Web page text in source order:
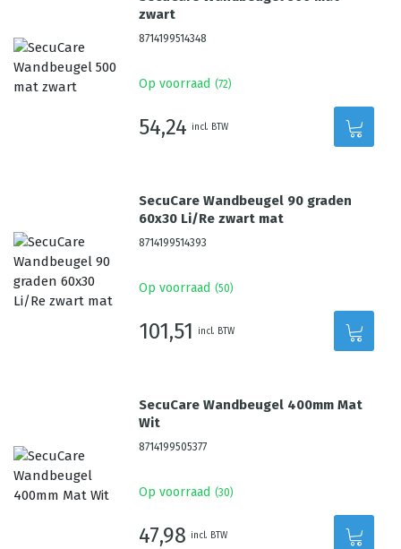
zwart
8714199514348
Op voorraad (72)
54,24 incl. BTW
SecuCare Wandbeugel 90 graden
60x30 Li/Re zwart mat
8714199514393
Op voorraad (50)
101,51 incl. BTW
SecuCare Wandbeugel 400mm Mat
Wit
8714199505377
Op voorraad (30)
47,98 incl. BTW